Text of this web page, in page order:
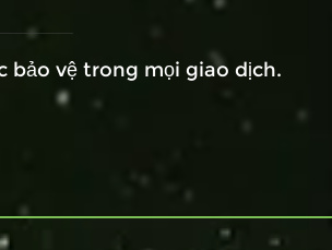
bảo vệ trong mọi giao dịch.